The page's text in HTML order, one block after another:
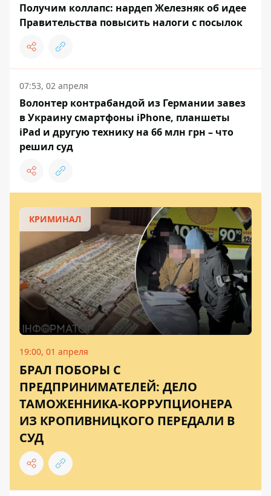
Получим коллапс: нардеп Железняк об идее
Правительства повысить налоги с посылок
07:53, 02 апреля
Волонтер контрабандой из Германии завез
в Украину смартфоны iPhone, планшеты
iPad и другую технику на 66 млн грн – что
решил суд
КРИМИНАЛ
19:00, 01 апреля
БРАЛ ПОБОРЫ С
ПРЕДПРИНИМАТЕЛЕЙ: ДЕЛО
ТАМОЖЕННИКА-КОРРУПЦИОНЕРА
ИЗ КРОПИВНИЦКОГО ПЕРЕДАЛИ В
СУД